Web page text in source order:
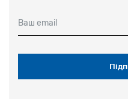
Ваш email